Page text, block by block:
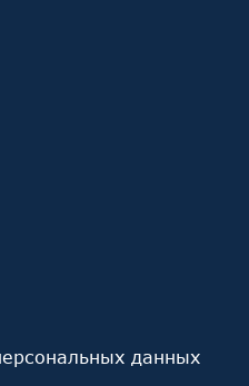
данных